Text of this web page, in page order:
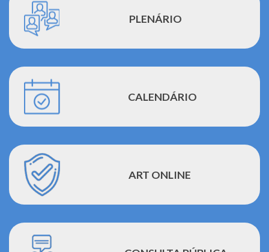
PLENÁRIO
CALENDÁRIO
ART ONLINE